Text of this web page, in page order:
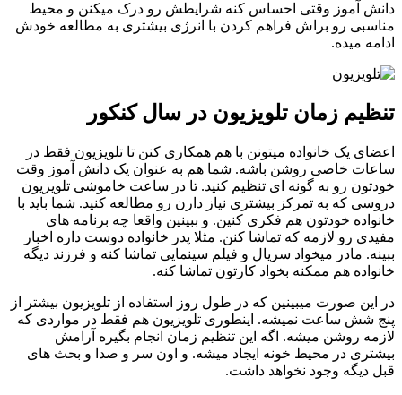
دانش آموز وقتی احساس کنه شرایطش رو درک میکنن و محیط
مناسبی رو براش فراهم کردن با انرژی بیشتری به مطالعه خودش
ادامه میده.
تنظیم زمان تلویزیون در سال کنکور
اعضای یک خانواده میتونن با هم همکاری کنن تا تلویزیون فقط در
ساعات خاصی روشن باشه. شما هم به عنوان یک دانش آموز وقت
خودتون رو به گونه ای تنظیم کنید. تا در ساعت خاموشی تلویزیون
دروسی که به تمرکز بیشتری نیاز دارن رو مطالعه کنید. شما باید با
خانواده خودتون هم فکری کنین. و ببینین واقعا چه برنامه های
مفیدی رو لازمه که تماشا کنن. مثلا پدر خانواده دوست داره اخبار
ببینه. مادر میخواد سریال و فیلم سینمایی تماشا کنه و فرزند دیگه
خانواده هم ممکنه بخواد کارتون تماشا کنه.
در این صورت میبینین که در طول روز استفاده از تلویزیون بیشتر از
پنج شش ساعت نمیشه. اینطوری تلویزیون هم فقط در مواردی که
لازمه روشن میشه. اگه این تنظیم زمان انجام بگیره آرامش
بیشتری در محیط خونه ایجاد میشه. و اون سر و صدا و بحث های
قبل دیگه وجود نخواهد داشت.